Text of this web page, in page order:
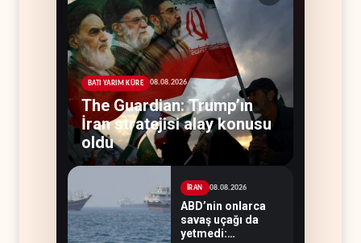
BATI YARIM KÜRE 08.08.2026
The Guardian: Trump’ın
İran stratejisi alay konusu
oldu
İRAN 08.08.2026
ABD’nin onlarca
savaş uçağı da
yetmedi: